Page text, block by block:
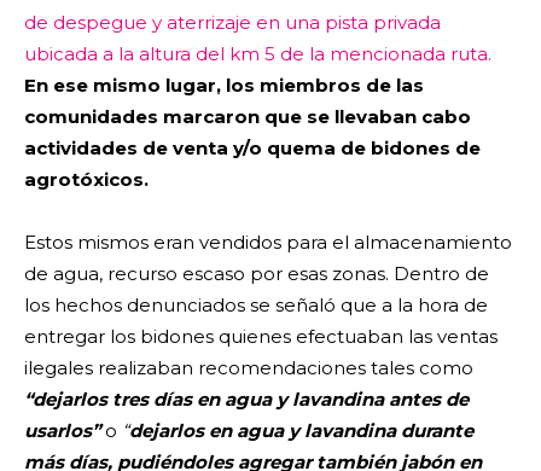
de despegue y aterrizaje en una pista privada
ubicada a la altura del km 5 de la mencionada ruta.
En ese mismo lugar, los miembros de las
comunidades marcaron que se llevaban cabo
actividades de venta y/o quema de bidones de
agrotóxicos.
Estos mismos eran vendidos para el almacenamiento
de agua, recurso escaso por esas zonas. Dentro de
los hechos denunciados se señaló que a la hora de
entregar los bidones quienes efectuaban las ventas
ilegales realizaban recomendaciones tales como
“dejarlos tres días en agua y lavandina antes de
usarlos” o “dejarlos en agua y lavandina durante
más días, pudiéndoles agregar también jabón en